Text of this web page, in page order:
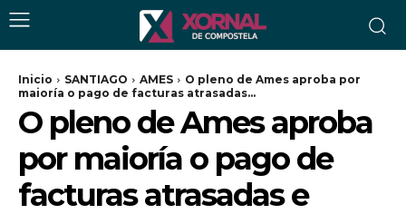
Inicio SANTIAGO AMES
O pleno de Ames aproba por
maioría o pago de facturas atrasadas...
O pleno de Ames aproba
por maioría o pago de
facturas atrasadas e